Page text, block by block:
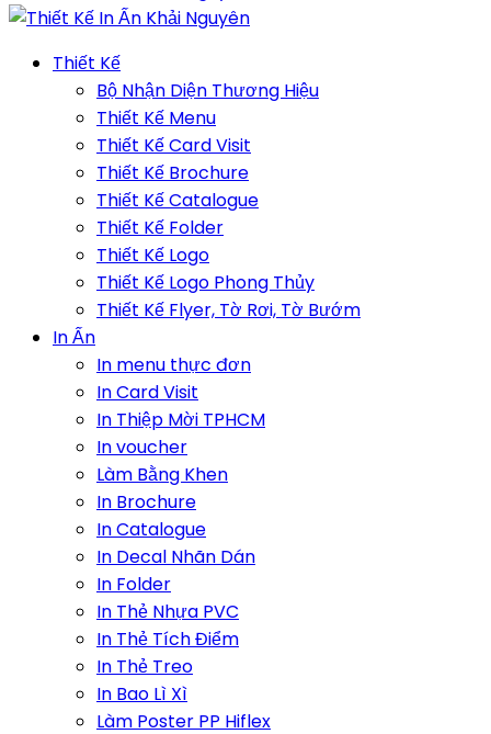
Thiết Kế
Bộ Nhận Diện Thương Hiệu
Thiết Kế Menu
Thiết Kế Card Visit
Thiết Kế Brochure
Thiết Kế Catalogue
Thiết Kế Folder
Thiết Kế Logo
Thiết Kế Logo Phong Thủy
Thiết Kế Flyer, Tờ Rơi, Tờ Bướm
In Ấn
In menu thực đơn
In Card Visit
In Thiệp Mời TPHCM
In voucher
Làm Bằng Khen
In Brochure
In Catalogue
In Decal Nhãn Dán
In Folder
In Thẻ Nhựa PVC
In Thẻ Tích Điểm
In Thẻ Treo
In Bao Lì Xì
Làm Poster PP Hiflex